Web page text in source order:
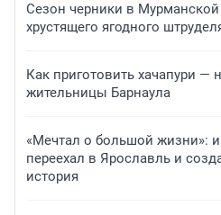
Сезон черники в Мурманской
хрустящего ягодного
Как приготовить хачапури —
жительницы Барнаула
«Мечтал о большой жизни»:
переехал в Ярославль и
история